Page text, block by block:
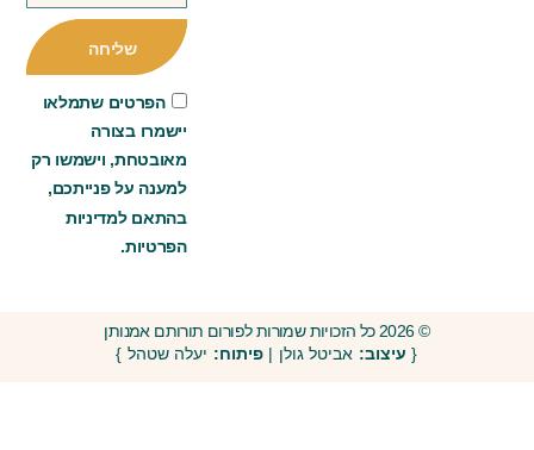
הפרטים שתמלאו
יישמרו בצורה
מאובטחת, וישמשו רק
למענה על פנייתכם,
בהתאם למדיניות
הפרטיות.
שליחה
© 2026 כל הזכויות שמורות לפורום תורותם אמנותן
{ עיצוב: אביטל גולן | פיתוח: יעלה שטהל }